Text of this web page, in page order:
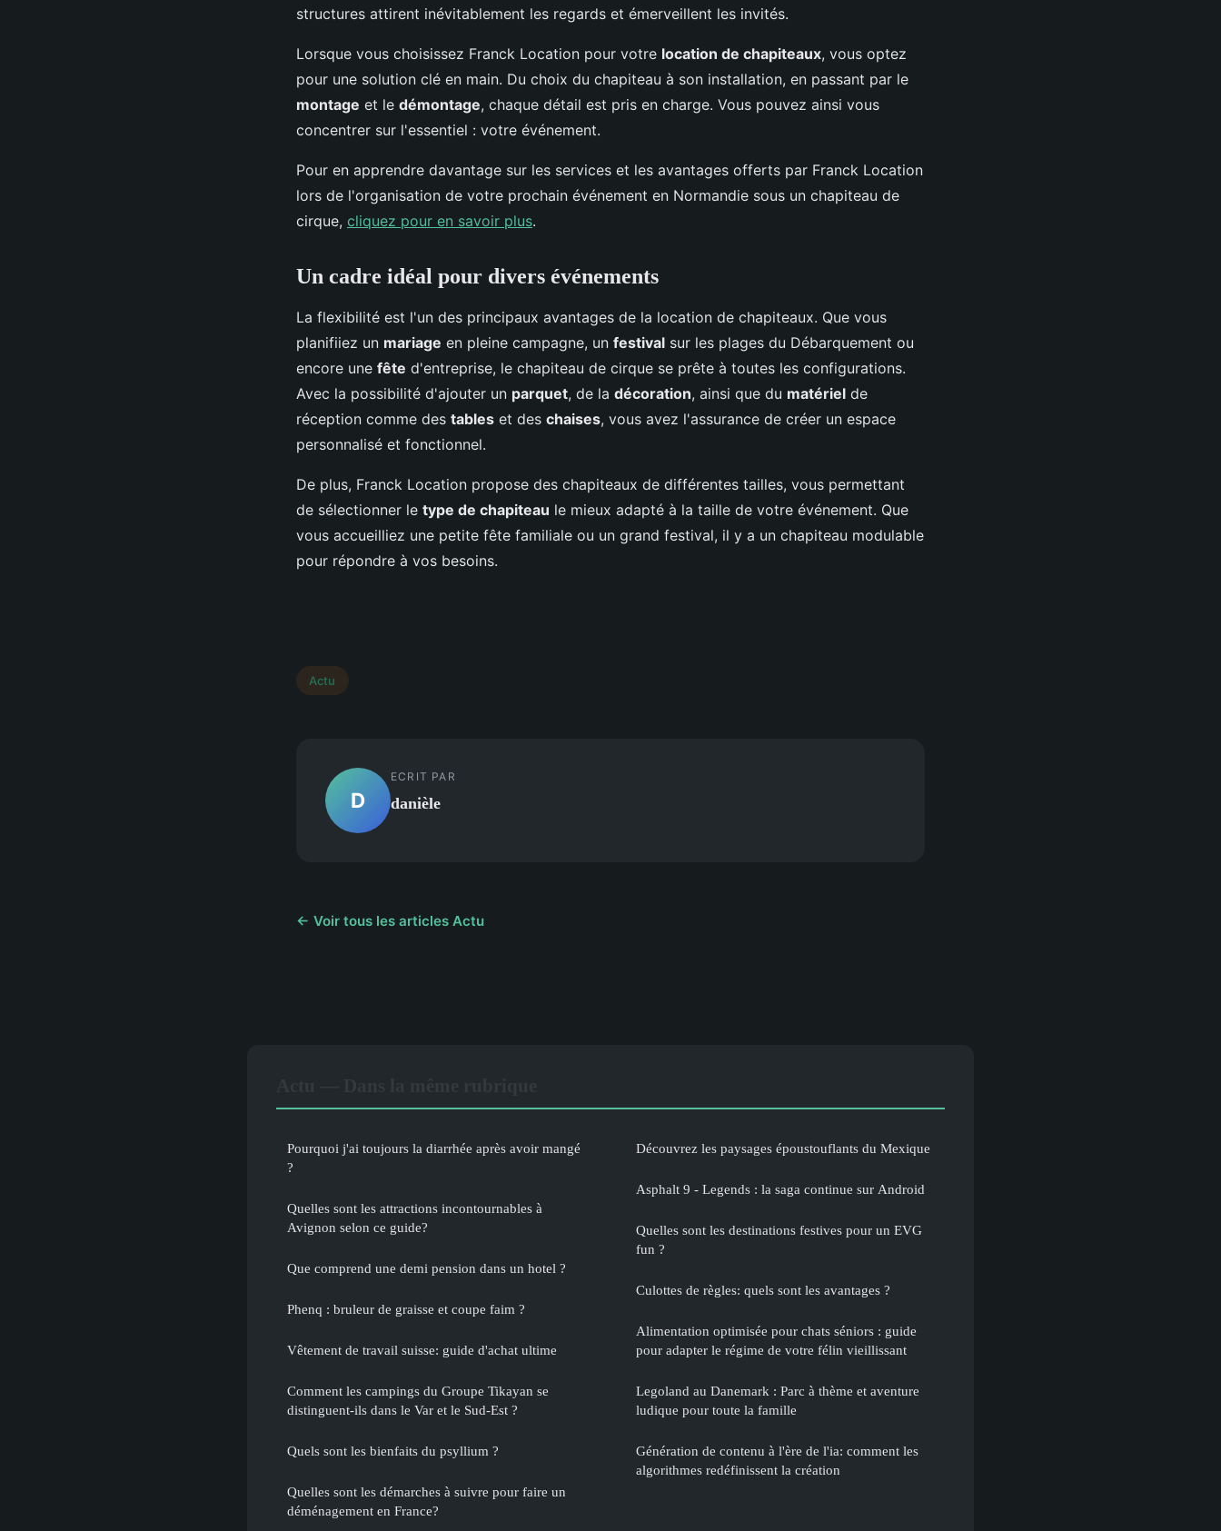
structures attirent inévitablement les regards et émerveillent les invités.
Lorsque vous choisissez Franck Location pour votre location de chapiteaux, vous optez
pour une solution clé en main. Du choix du chapiteau à son installation, en passant par le
montage et le démontage, chaque détail est pris en charge. Vous pouvez ainsi vous
concentrer sur l'essentiel : votre événement.
Pour en apprendre davantage sur les services et les avantages offerts par Franck Location
lors de l'organisation de votre prochain événement en Normandie sous un chapiteau de
cirque, cliquez pour en savoir plus.
Un cadre idéal pour divers événements
La flexibilité est l'un des principaux avantages de la location de chapiteaux. Que vous
planifiiez un mariage en pleine campagne, un festival sur les plages du Débarquement ou
encore une fête d'entreprise, le chapiteau de cirque se prête à toutes les configurations.
Avec la possibilité d'ajouter un parquet, de la décoration, ainsi que du matériel de
réception comme des tables et des chaises, vous avez l'assurance de créer un espace
personnalisé et fonctionnel.
De plus, Franck Location propose des chapiteaux de différentes tailles, vous permettant
de sélectionner le type de chapiteau le mieux adapté à la taille de votre événement. Que
vous accueilliez une petite fête familiale ou un grand festival, il y a un chapiteau modulable
pour répondre à vos besoins.
Actu
D
ECRIT PAR
danièle
← Voir tous les articles Actu
Pourquoi j'ai toujours la diarrhée après avoir mangé
?
Quelles sont les attractions incontournables à
Avignon selon ce guide?
Que comprend une demi pension dans un hotel ?
Phenq : bruleur de graisse et coupe faim ?
Vêtement de travail suisse: guide d'achat ultime
Comment les campings du Groupe Tikayan se
distinguent-ils dans le Var et le Sud-Est ?
Quels sont les bienfaits du psyllium ?
Quelles sont les démarches à suivre pour faire un
déménagement en France?
Découvrez les paysages époustouflants du Mexique
Asphalt 9 - Legends : la saga continue sur Android
Quelles sont les destinations festives pour un EVG
fun ?
Culottes de règles: quels sont les avantages ?
Alimentation optimisée pour chats séniors : guide
pour adapter le régime de votre félin vieillissant
Legoland au Danemark : Parc à thème et aventure
ludique pour toute la famille
Génération de contenu à l'ère de l'ia: comment les
algorithmes redéfinissent la création